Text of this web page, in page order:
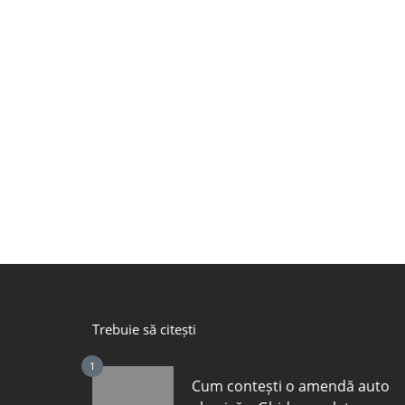
Trebuie să citești
1
Cum contești o amendă auto